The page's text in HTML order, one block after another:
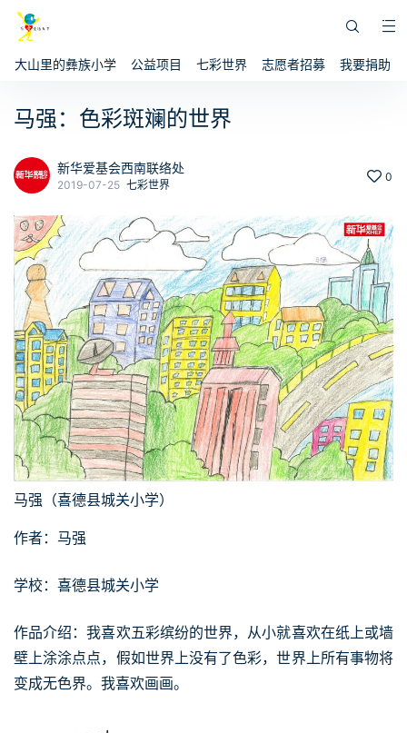
大山里的彝族小学 公益项目 七彩世界 志愿者招募 我要捐助
马强：色彩斑斓的世界
新华爱基会西南联络处
2019-07-25 七彩世界
0
马强（喜德县城关小学）
作者：马强
学校：喜德县城关小学
作品介绍：我喜欢五彩缤纷的世界，从小就喜欢在纸上或墙
壁上涂涂点点，假如世界上没有了色彩，世界上所有事物将
变成无色界。我喜欢画画。